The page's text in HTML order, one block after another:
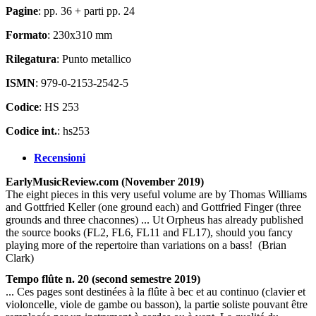
Pagine: pp. 36 + parti pp. 24
Formato: 230x310 mm
Rilegatura: Punto metallico
ISMN: 979-0-2153-2542-5
Codice: HS 253
Codice int.: hs253
Recensioni
EarlyMusicReview.com (November 2019)
The eight pieces in this very useful volume are by Thomas Williams
and Gottfried Keller (one ground each) and Gottfried Finger (three
grounds and three chaconnes) ... Ut Orpheus has already published
the source books (FL2, FL6, FL11 and FL17), should you fancy
playing more of the repertoire than variations on a bass! (Brian
Clark)
Tempo flûte n. 20 (second semestre 2019)
... Ces pages sont destinées à la flûte à bec et au continuo (clavier et
violoncelle, viole de gambe ou basson), la partie soliste pouvant être